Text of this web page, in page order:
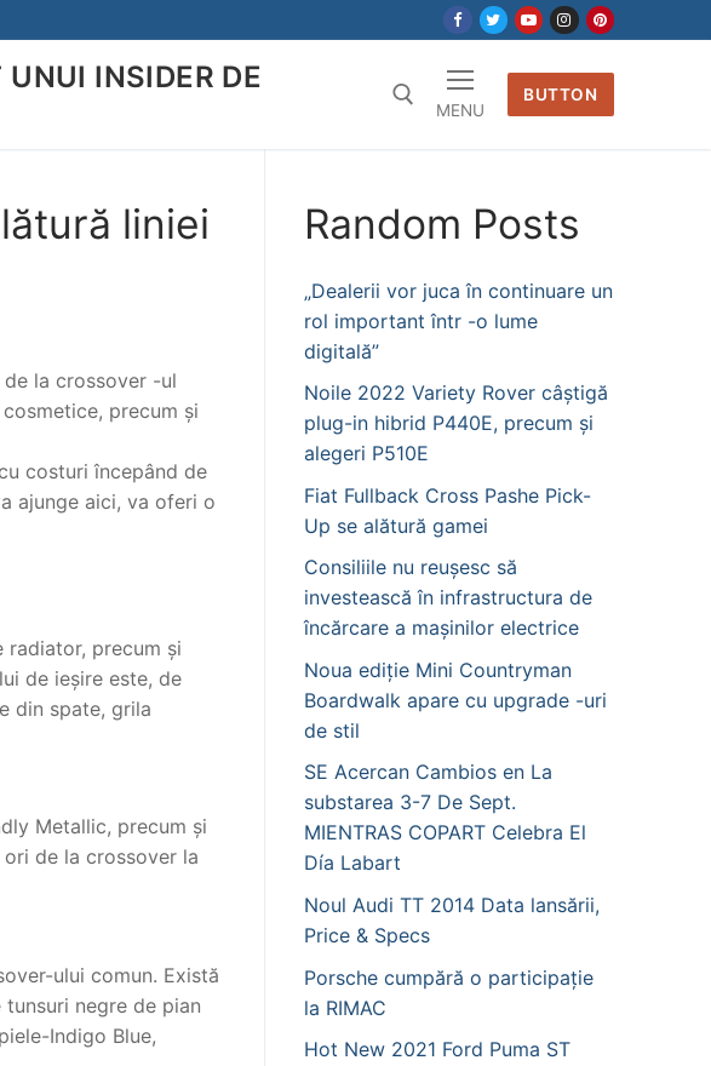
INSIDER DE
MENU
BUTTON
liniei
la crossover -ul
precum și
costuri începând de
ajunge aici, va oferi o
radiator, precum și
de ieșire este, de
din spate, grila
Metallic, precum și
de la crossover la
ului comun. Există
negre de pian
Indigo Blue,
Random Posts
„Dealerii vor juca în continuare un
rol important într -o lume
digitală”
Noile 2022 Variety Rover câștigă
plug-in hibrid P440E, precum și
alegeri P510E
Fiat Fullback Cross Pashe Pick-
Up se alătură gamei
Consiliile nu reușesc să
investească în infrastructura de
încărcare a mașinilor electrice
Noua ediție Mini Countryman
Boardwalk apare cu upgrade -uri
de stil
SE Acercan Cambios en La
substarea 3-7 De Sept.
MIENTRAS COPART Celebra El
Día Labart
Noul Audi TT 2014 Data lansării,
Price & Specs
Porsche cumpără o participație
la RIMAC
Hot New 2021 Ford Puma ST